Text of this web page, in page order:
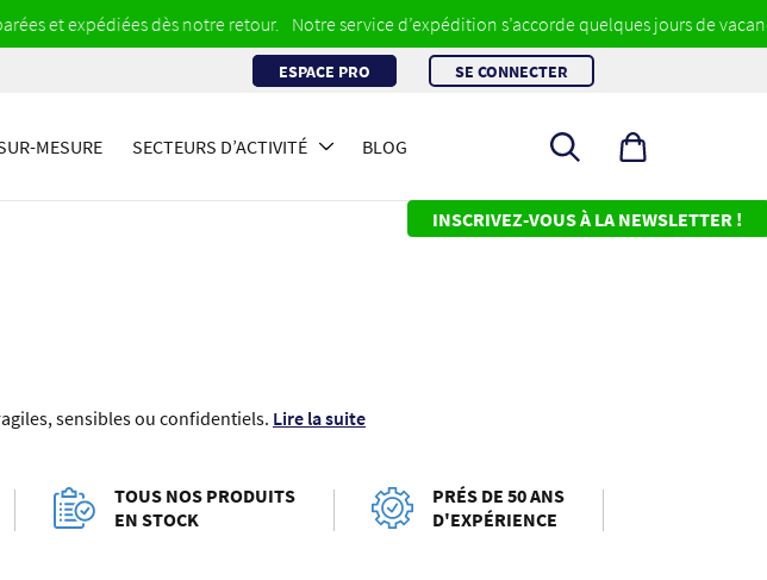
expédiées dès notre retour. Notre service d’expédition s’accorde quelques jours de vacances du
ESPACE PRO SE CONNECTER
MESURE SECTEURS D’ACTIVITÉ BLOG
Rechercher
un
INSCRIVEZ-VOUS À LA NEWSLETTER !
sensibles ou confidentiels. Lire la suite
TOUS NOS PRODUITS
EN STOCK
PRÉS DE 50 ANS
D'EXPÉRIENCE